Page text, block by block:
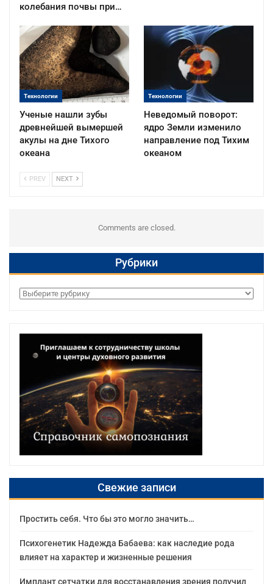
колебания почвы при…
Технологии
Ученые нашли зубы
древнейшей вымершей
акулы на дне Тихого
океана
Технологии
Неведомый поворот:
ядро Земли изменило
направление под Тихим
океаном
PREV NEXT
Comments are closed.
Рубрики
Рубрики
Свежие записи
Простить себя. Что бы это могло значить…
Психогенетик Надежда Бабаева: как наследие рода
влияет на характер и жизненные решения
Имплант сетчатки для восстанавления зрения получил